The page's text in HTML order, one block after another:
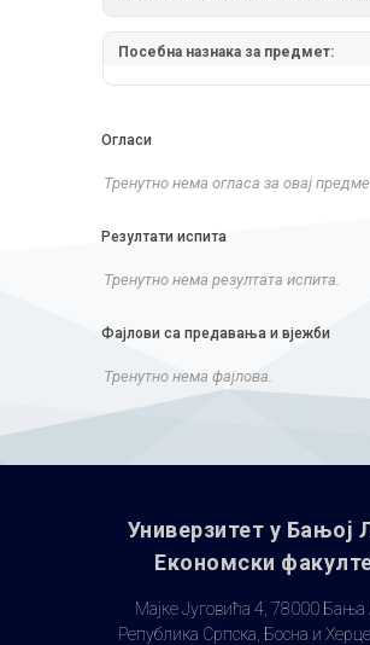
Посебна назнака за предмет:
Огласи
Тренутно нема огласа за овај
Резултати испита
Тренутно нема резултата испита.
Фајлови са предавања и вјежби
Тренутно нема фајлова.
Универзитет у Бањoj
Економски
Мајке Југовића 4, 78000 Бања
Република Српска, Босна и